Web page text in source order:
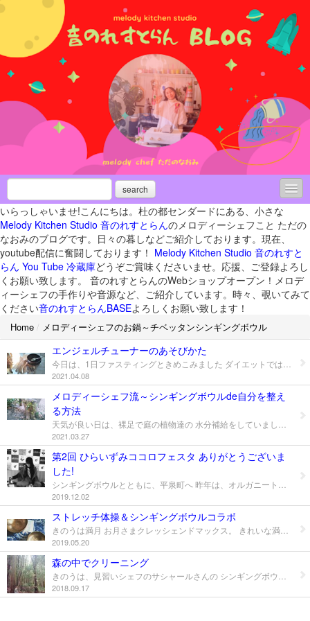
search
活動履歴
メディア出演
ライブいろいろお知らせ
新月＆満月の「お月さま瞑想ライブ」
星に願いを音どけするチベッタンシンギングボウルの調べ
メロディーシェフのお鍋～チベッタンシンギングボウル
天使のオルガン「グラスハープ」
楽しかったね♪
震災後の日々な暮らし
月のリズムで庭しごと
造形音楽「音のおままごと」
手づくり
みどりたち
メロディーシェフと遊ぼう!
いらっしゃいませ!こんにちは。杜の都センダードにある、小さな
Melody Kitchen Studio 音のれすとらんのメロディーシェフこと ただの
なおみのブログです。日々の暮しなどご紹介しております。現在、
youtube配信に奮闘しております！ Melody Kitchen Studio 音のれすと
らん You Tube 冷蔵庫どうぞご賞味くださいませ。応援、ご登録よろし
くお願い致します。 音のれすとらんのWebショップオープン！メロデ
ィーシェフの手作りや音源など、ご紹介しています。時々、覗いてみて
ください音のれすとらんBASEよろしくお願い致します！
Home / メロディーシェフのお鍋～チベッタンシンギングボウル
エンジェルチューナーのあそびかた
2021.04.08
メロディーシェフ流～シンギングボウルde自分を整え
る方法
2021.03.27
第2回 ひらいずみココロフェスタ ありがとうございま
した!
2019.12.02
ストレッチ体操＆シンギングボウルコラボ
2019.05.20
森の中でクリーニング
2018.09.17